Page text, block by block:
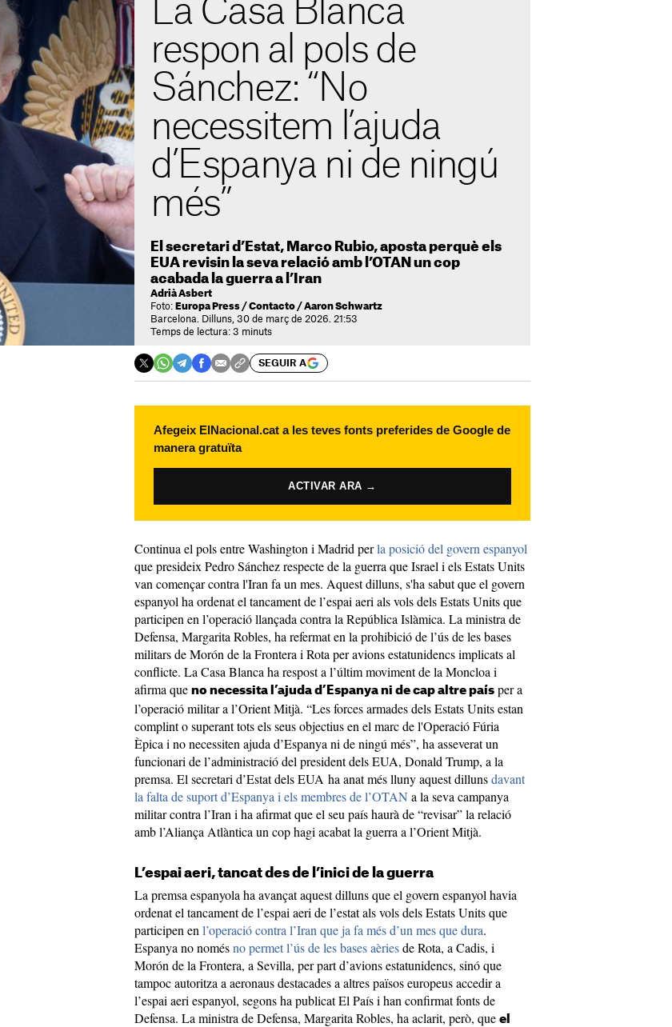
La Casa Blanca
respon al pols de
Sánchez: “No
necessitem l’ajuda
d’Espanya ni de ningú
més”
El secretari d’Estat, Marco Rubio, aposta perquè els
EUA revisin la seva relació amb l’OTAN un cop
acabada la guerra a l’Iran
Adrià Asbert
Foto: Europa Press / Contacto / Aaron Schwartz
Barcelona. Dilluns, 30 de març de 2026. 21:53
Temps de lectura: 3 minuts
SEGUIR A
Afegeix ElNacional.cat a les teves fonts preferides de Google de
manera gratuïta
ACTIVAR ARA →
Continua el pols entre Washington i Madrid perla posició del govern espanyol
que presideix Pedro Sánchez respecte de la guerra que Israel i els Estats Units
van començar contra l'Iran fa un mes. Aquest dilluns, s'ha sabut que el govern
espanyol ha ordenat el tancament de l’espai aeri als vols dels Estats Units que
participen en l’operació llançada contra la República Islàmica. La ministra de
Defensa, Margarita Robles, ha refermat en la prohibició de l’ús de les bases
militars de Morón de la Frontera i Rota per avions estatunidencs implicats al
conflicte. La Casa Blanca ha respost a l’últim moviment de la Moncloa i
afirma que no necessita l’ajuda d’Espanya ni de cap altre país per a
l’operació militar a l’Orient Mitjà. “Les forces armades dels Estats Units estan
complint o superant tots els seus objectius en el marc de l'Operació Fúria
Èpica i no necessiten ajuda d’Espanya ni de ningú més”, ha asseverat un
funcionari de l’administració del president dels EUA, Donald Trump, a la
premsa. El secretari d’Estat dels EUA ha anat més lluny aquest dillunsdavant
la falta de suport d’Espanya i els membres de l’OTAN a la seva campanya
militar contra l’Iran i ha afirmat que el seu país haurà de “revisar” la relació
amb l’Aliança Atlàntica un cop hagi acabat la guerra a l’Orient Mitjà.
L’espai aeri, tancat des de l’inici de la guerra
La premsa espanyola ha avançat aquest dilluns que el govern espanyol havia
ordenat el tancament de l’espai aeri de l’estat als vols dels Estats Units que
participen en l’operació contra l’Iran que ja fa més d’un mes que dura.
Espanya no nomésno permet l’ús de les bases aèriesde Rota, a Cadis, i
Morón de la Frontera, a Sevilla, per part d’avions estatunidencs, sinó que
tampoc autoritza a aeronaus destacades a altres països europeus accedir a
l’espai aeri espanyol, segons ha publicat El País i han confirmat fonts de
Defensa. La ministra de Defensa, Margarita Robles, ha aclarit, però, que el